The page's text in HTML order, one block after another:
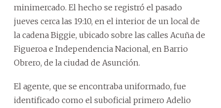
minimercado. El hecho se registró el pasado
jueves cerca las 19:10, en el interior de un local de
la cadena Biggie, ubicado sobre las calles Acuña de
Figueroa e Independencia Nacional, en Barrio
Obrero, de la ciudad de Asunción.
El agente, que se encontraba uniformado, fue
identificado como el suboficial primero Adelio